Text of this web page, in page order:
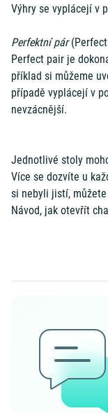
Výhry se vyplácejí v
Perfektní pár
Perfect pair je
příklad si můžeme
případě vyplácejí v
nevzácnější.
Jednotlivé stoly
Více se dozvíte u
si nebyli jistí,
Návod, jak otevřít